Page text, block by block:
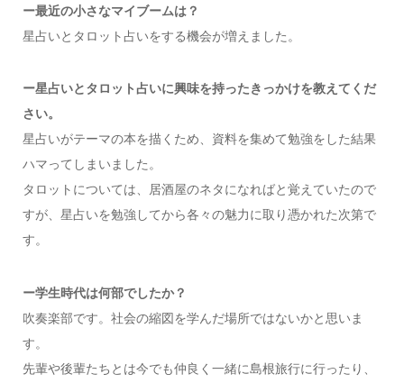
ー最近の小さなマイブームは？
星占いとタロット占いをする機会が増えました 。
ー星占いとタロット占いに興味を持ったきっかけを教えてくだ
さい。
星占いがテーマの本を描くため、資料を集めて勉強をした結果
ハマってしまいました。
タロットについては、居酒屋のネタになればと覚えていたので
すが、星占いを勉強してから各々の魅力に取り憑かれた次第で
す。
ー学生時代は何部でしたか？
吹奏楽部です。社会の縮図を学んだ場所ではないかと思いま
す。
先輩や後輩たちとは今でも仲良く一緒に島根旅行に行ったり、